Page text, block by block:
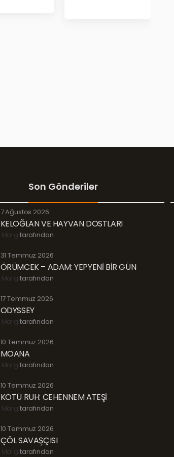
Son Gönderiler
7 Ağustos 2026
KELOĞLAN VE HAYVAN DOSTLARI
Margitarafından
31 Temmuz 2026
ÖRÜMCEK – ADAM: YEPYENİ BİR GÜN
Margitarafından
17 Temmuz 2026
ODYSSEY
Margitarafından
10 Temmuz 2026
MOANA
Margitarafından
10 Temmuz 2026
KÖTÜ RUH: CEHENNEM ATEŞİ
Margitarafından
10 Temmuz 2026
ÇÖL SAVAŞÇISI
Margitarafından